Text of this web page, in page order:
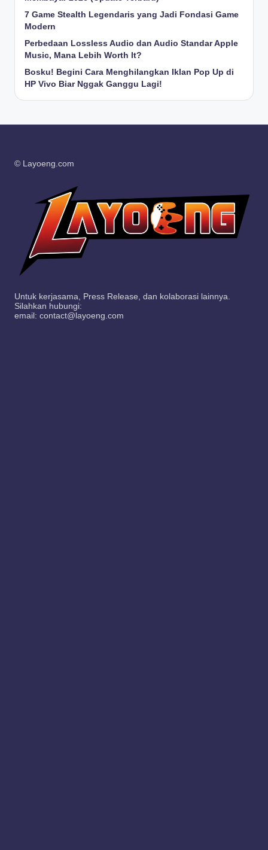
7 Game Stealth Legendaris yang Jadi Fondasi Game
Modern
Perbedaan Lossless Audio dan Audio Standar Apple
Music, Mana Lebih Worth It?
Bosku! Begini Cara Menghilangkan Iklan Pop Up di
HP Vivo Biar Nggak Ganggu Lagi!
© Layoeng.com
Untuk kerjasama, Press Release, dan kolaborasi lainnya.
Silahkan hubungi:
email: contact@layoeng.com